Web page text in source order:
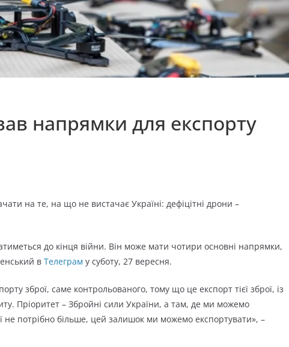
напрямки для експорту
на те, на що не вистачає Україні: дефіцітні дрони –
до кінця війни. Він може мати чотири основні напрямки,
в Телеграм у суботу, 27 вересня.
зброї, саме контрольованого, тому що це експорт тієї зброї, із
Пріоритет – Збройні сили України, а там, де ми можемо
не потрібно більше, цей залишок ми можемо експортувати», –